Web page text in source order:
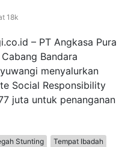
18k
– PT Angkasa Pura
Bandara
menyalurkan
Social Responsibility
juta untuk penanganan
Stunting
Tempat Ibadah